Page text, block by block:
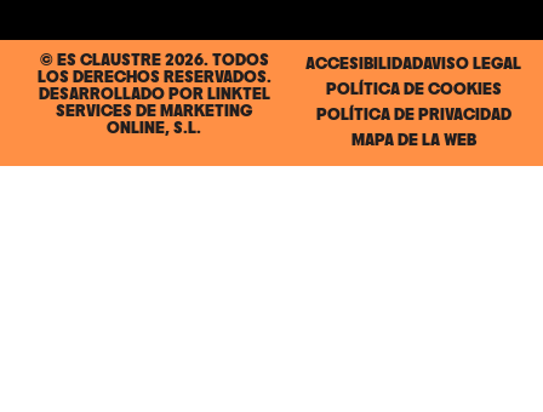
© ES CLAUSTRE 2026. TODOS
LOS DERECHOS RESERVADOS.
DESARROLLADO POR LINKTEL
SERVICES DE MARKETING
ONLINE, S.L.
ACCESIBILIDADAVISO LEGAL
POLÍTICA DE COOKIES
POLÍTICA DE PRIVACIDAD
MAPA DE LA WEB